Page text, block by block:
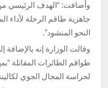
وأضافت: “الهدف الرئيسي
جاهزية طاقم الرحلة لأداء
النحو المنشود”.
وقالت الوزارة إنه
طواقم الطائرات المقاتلة
لحراسة المجال الجوي